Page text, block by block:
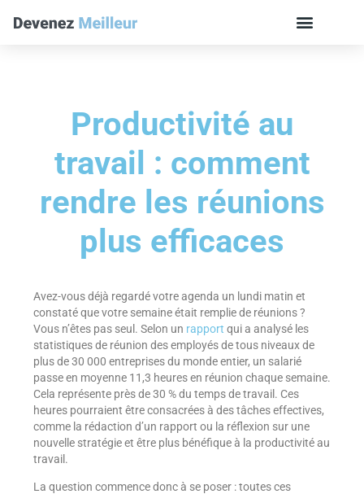
Productivité au
travail : comment
rendre les réunions
plus efficaces
Avez-vous déjà regardé votre agenda un lundi matin et
constaté que votre semaine était remplie de réunions ?
Vous n’êtes pas seul. Selon un rapport qui a analysé les
statistiques de réunion des employés de tous niveaux de
plus de 30 000 entreprises du monde entier, un salarié
passe en moyenne 11,3 heures en réunion chaque semaine.
Cela représente près de 30 % du temps de travail. Ces
heures pourraient être consacrées à des tâches effectives,
comme la rédaction d’un rapport ou la réflexion sur une
nouvelle stratégie et être plus bénéfique à la productivité au
travail.
La question commence donc à se poser : toutes ces